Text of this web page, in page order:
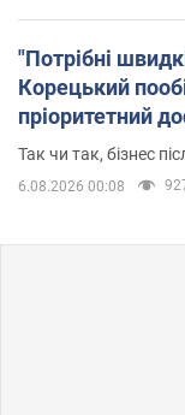
"Потрібні
Корецький
пріоритетний
приміщень
Так чи так, бізнес
6.08.2026 00:08